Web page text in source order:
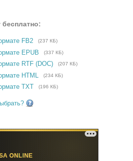
бесплатно:
FB2 (237 КБ)
EPUB (337 КБ)
RTF (DOC) (207 КБ)
HTML (234 КБ)
TXT (196 КБ)